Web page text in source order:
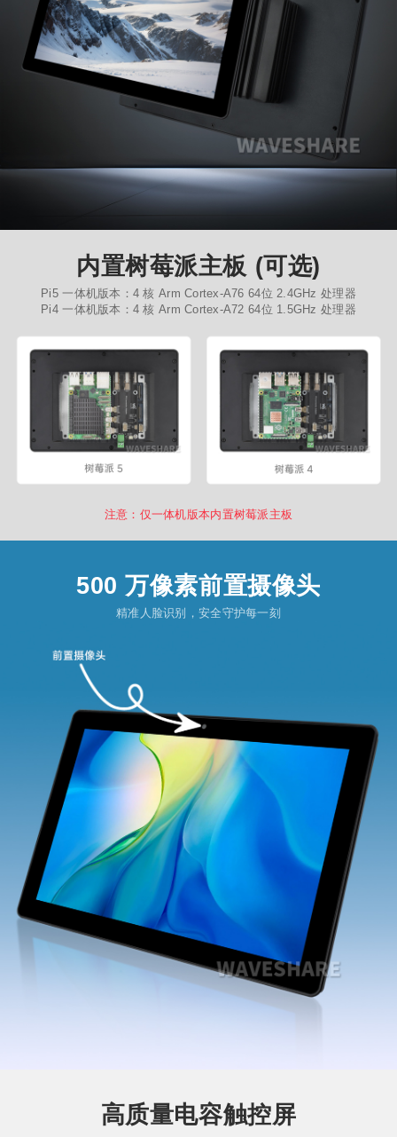
内置树莓派主板 (可选)
Pi5 一体机版本：4 核 Arm Cortex-A76 64位 2.4GHz 处理器
Pi4 一体机版本：4 核 Arm Cortex-A72 64位 1.5GHz 处理器
注意：仅一体机版本内置树莓派主板
500 万像素前置摄像头
精准人脸识别，安全守护每一刻
高质量电容触控屏